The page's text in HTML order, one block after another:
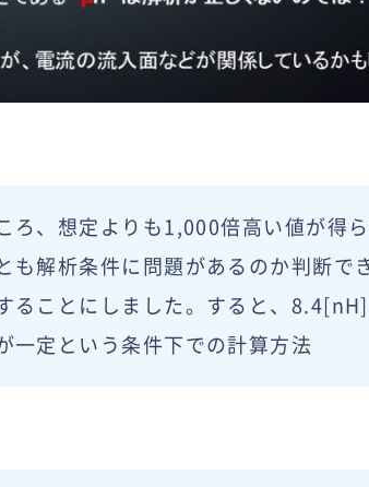
ろ、想定よりも1,000倍高い値が得
も解析条件に問題があるのか判断で
ることにしました。すると、
定という条件下での計算方法